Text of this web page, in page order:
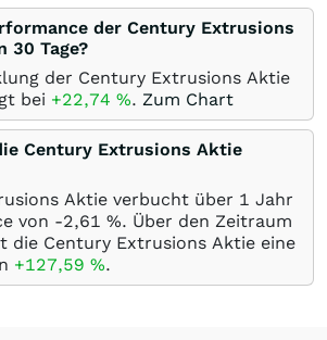
der Century Extrusions
30 Tage?
der Century Extrusions Aktie
bei +22,74 %. Zum Chart
Century Extrusions Aktie
Aktie verbucht über 1 Jahr
von -2,61 %. Über den Zeitraum
die Century Extrusions Aktie eine
+127,59 %.